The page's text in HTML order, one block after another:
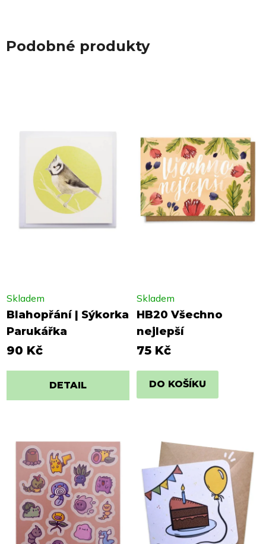
Podobné produkty
Blahopřání | Sýkorka
Parukářka
Skladem
90 Kč
DETAIL
HB20 Všechno
nejlepší
Skladem
75 Kč
DO KOŠÍKU